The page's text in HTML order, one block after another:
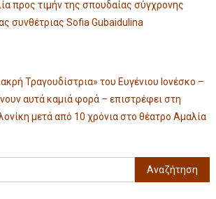
προς τιμήν της σπουδαίας σύγχρονης
συνθέτριας Sofia Gubaidulina
Τραγουδίστρια» του Ευγένιου Ιονέσκο –
αυτά καμιά φορά – επιστρέφει στη
μετά από 10 χρόνια στο θέατρο Αμαλία